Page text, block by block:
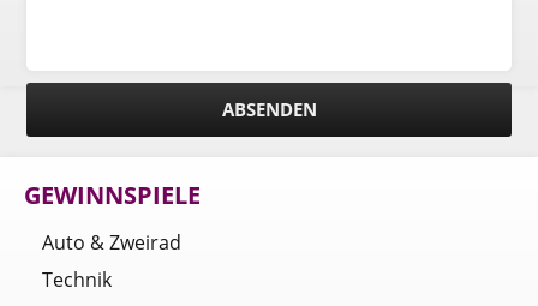
GEWINNSPIELE
Auto & Zweirad
Technik